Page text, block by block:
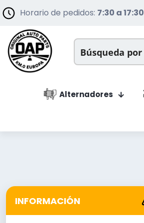
Horario de pedidos: 7:30 a 17:30
Alternadores
INFORMACIÓN